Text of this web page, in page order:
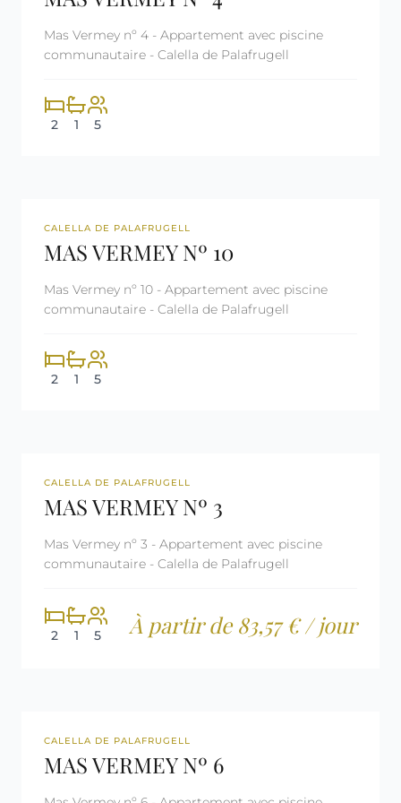
Mas Vermey nº 4 - Appartement avec piscine
communautaire - Calella de Palafrugell
2 1 5
REF: CM2081 LICENCE TOURISTIQUE
CALELLA DE PALAFRUGELL
MAS VERMEY Nº 10
Mas Vermey nº 10 - Appartement avec piscine
communautaire - Calella de Palafrugell
2 1 5
REF: CM2084 LICENCE TOURISTIQUE
CALELLA DE PALAFRUGELL
MAS VERMEY Nº 3
Mas Vermey nº 3 - Appartement avec piscine
communautaire - Calella de Palafrugell
2 1 5 À partir de 83,57 € / jour
REF: CM2088 LICENCE TOURISTIQUE
CALELLA DE PALAFRUGELL
MAS VERMEY Nº 6